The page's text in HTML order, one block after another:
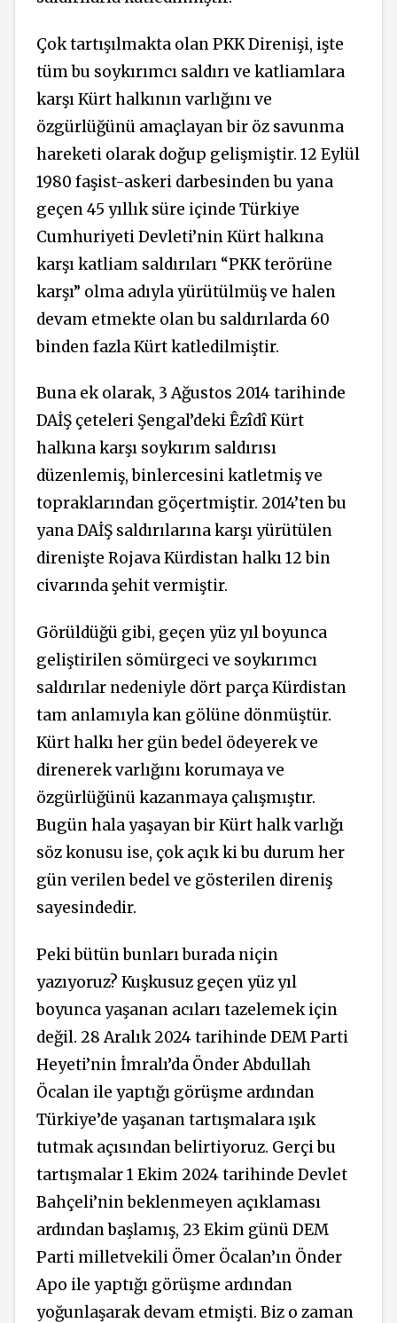
Çok tartışılmakta olan PKK Direnişi, işte
tüm bu soykırımcı saldırı ve katliamlara
karşı Kürt halkının varlığını ve
özgürlüğünü amaçlayan bir öz savunma
hareketi olarak doğup gelişmiştir. 12 Eylül
1980 faşist-askeri darbesinden bu yana
geçen 45 yıllık süre içinde Türkiye
Cumhuriyeti Devleti’nin Kürt halkına
karşı katliam saldırıları “PKK terörüne
karşı” olma adıyla yürütülmüş ve halen
devam etmekte olan bu saldırılarda 60
binden fazla Kürt katledilmiştir.
Buna ek olarak, 3 Ağustos 2014 tarihinde
DAİŞ çeteleri Şengal’deki Êzîdî Kürt
halkına karşı soykırım saldırısı
düzenlemiş, binlercesini katletmiş ve
topraklarından göçertmiştir. 2014’ten bu
yana DAİŞ saldırılarına karşı yürütülen
direnişte Rojava Kürdistan halkı 12 bin
civarında şehit vermiştir.
Görüldüğü gibi, geçen yüz yıl boyunca
geliştirilen sömürgeci ve soykırımcı
saldırılar nedeniyle dört parça Kürdistan
tam anlamıyla kan gölüne dönmüştür.
Kürt halkı her gün bedel ödeyerek ve
direnerek varlığını korumaya ve
özgürlüğünü kazanmaya çalışmıştır.
Bugün hala yaşayan bir Kürt halk varlığı
söz konusu ise, çok açık ki bu durum her
gün verilen bedel ve gösterilen direniş
sayesindedir.
Peki bütün bunları burada niçin
yazıyoruz? Kuşkusuz geçen yüz yıl
boyunca yaşanan acıları tazelemek için
değil. 28 Aralık 2024 tarihinde DEM Parti
Heyeti’nin İmralı’da Önder Abdullah
Öcalan ile yaptığı görüşme ardından
Türkiye’de yaşanan tartışmalara ışık
tutmak açısından belirtiyoruz. Gerçi bu
tartışmalar 1 Ekim 2024 tarihinde Devlet
Bahçeli’nin beklenmeyen açıklaması
ardından başlamış, 23 Ekim günü DEM
Parti milletvekili Ömer Öcalan’ın Önder
Apo ile yaptığı görüşme ardından
yoğunlaşarak devam etmişti. Biz o zaman